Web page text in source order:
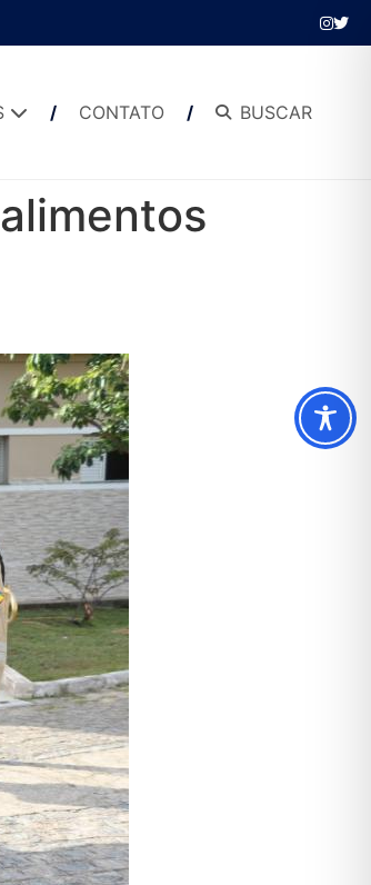
CONTATO BUSCAR